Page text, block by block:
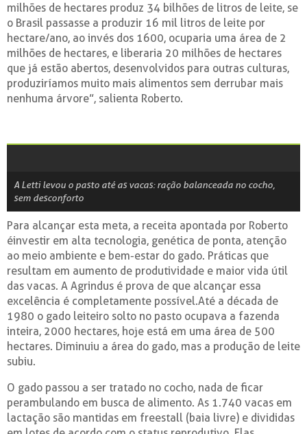
milhões de hectares produz 34 bilhões de litros de leite, se
o Brasil passasse a produzir 16 mil litros de leite por
hectare/ano, ao invés dos 1600, ocuparia uma área de 2
milhões de hectares, e liberaria 20 milhões de hectares
que já estão abertos, desenvolvidos para outras culturas,
produziríamos muito mais alimentos sem derrubar mais
nenhuma árvore”, salienta Roberto.
A Letti levou o pasto até as vacas: ração balanceada no cocho,
sem desconforto
Para alcançar esta meta, a receita apontada por Roberto
éinvestir em alta tecnologia, genética de ponta, atenção
ao meio ambiente e bem-estar do gado. Práticas que
resultam em aumento de produtividade e maior vida útil
das vacas. A Agrindus é prova de que alcançar essa
excelência é completamente possível.Até a década de
1980 o gado leiteiro solto no pasto ocupava a fazenda
inteira, 2000 hectares, hoje está em uma área de 500
hectares. Diminuiu a área do gado, mas a produção de leite
subiu.
O gado passou a ser tratado no cocho, nada de ficar
perambulando em busca de alimento. As 1.740 vacas em
lactação são mantidas em freestall (baia livre) e divididas